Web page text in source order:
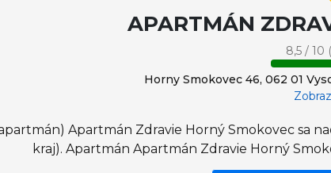
APARTMÁN
8,5 / 10
Horny Smokovec 46, 062 01
Apartmán Zdravie Horný Smokovec sa
kraj). Apartmán Apartmán Zdravie Horný